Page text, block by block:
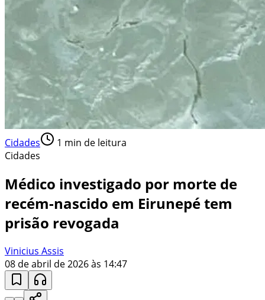
Cidades 1 min de leitura
Cidades
Médico investigado por morte de
recém-nascido em Eirunepé tem
prisão revogada
Vinicius Assis
08 de abril de 2026 às 14:47